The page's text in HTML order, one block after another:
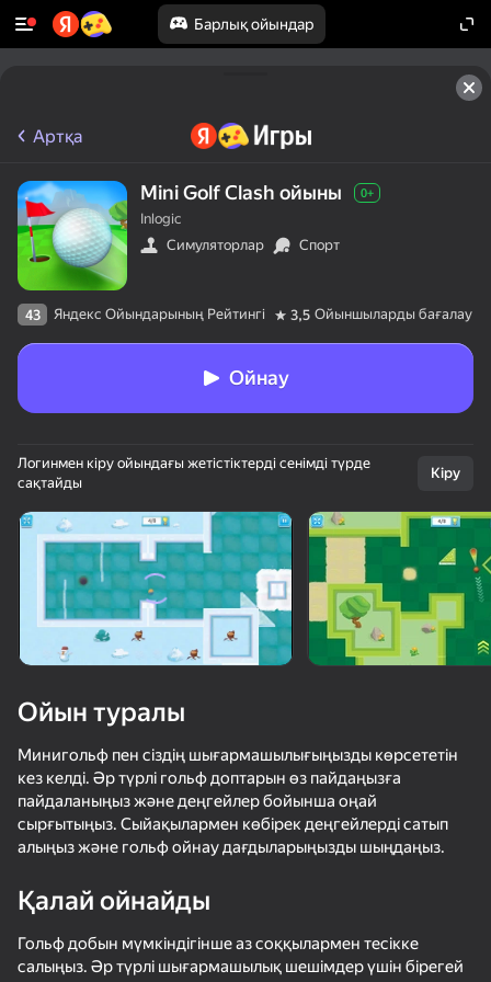
Барлық ойындар
50+ топ ойындар, оларды ойнайды
тіпті «ойнамайтын» адамдар да
Ускользни от Лазера School Of Basketball
Гонки Мраморных Шариков!
Коснитесь
Артқа
Mini Golf Clash ойыны 0+
Inlogic
Симуляторлар
Спорт
43 Яндекс Ойындарының Рейтингі 3,5 Ойыншыларды бағалау
Ойнау
Логинмен кіру ойындағы жетістіктерді сенімді түрде
сақтайды
Кіру
Ойын туралы
Минигольф пен сіздің шығармашылығыңызды көрсететін
кез келді. Әр түрлі гольф доптарын өз пайдаңызға
пайдаланыңыз және деңгейлер бойынша оңай
сырғытыңыз. Сыйақылармен көбірек деңгейлерді сатып
алыңыз және гольф ойнау дағдыларыңызды шыңдаңыз.
Қалай ойнайды
Гольф добын мүмкіндігінше аз соққылармен тесікке
салыңыз. Әр түрлі шығармашылық шешімдер үшін бірегей